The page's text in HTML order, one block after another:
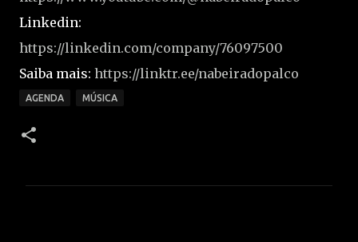
Linkedin:
https://linkedin.com/company/76097500
Saiba mais: https://linktr.ee/nabeiradopalco
AGENDA MÚSICA